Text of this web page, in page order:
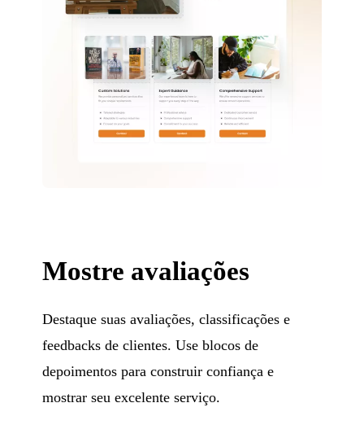
Mostre avaliações
Destaque suas avaliações, classificações e
feedbacks de clientes. Use blocos de
depoimentos para construir confiança e
mostrar seu excelente serviço.